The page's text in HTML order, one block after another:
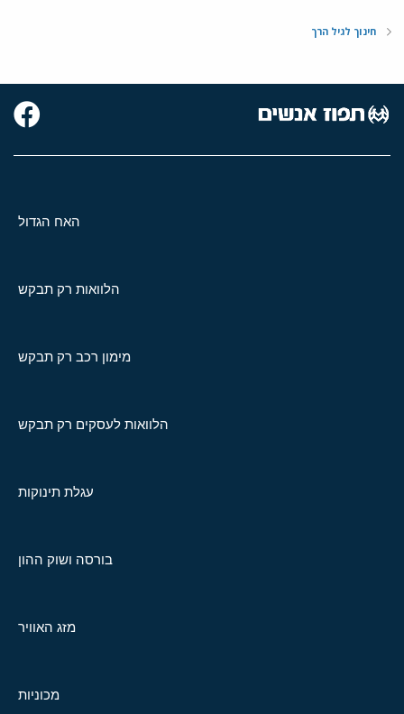
חינוך לגיל הרך
האח הגדול
הלוואות רק תבקש
מימון רכב רק תבקש
הלוואות לעסקים רק תבקש
עגלת תינוקות
בורסה ושוק ההון
מזג האוויר
מכוניות